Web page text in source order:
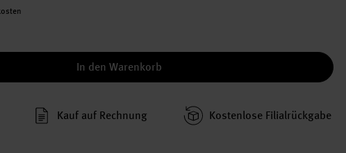
In den Warenkorb
Kauf auf Rechnung Kosten­lose Filial­rückgabe